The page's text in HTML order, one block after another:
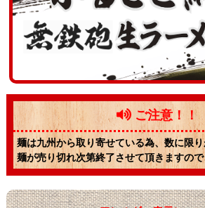
ご注意！！
麺は九州から取り寄せている為、数に限
麺が売り切れ次第終了させて頂きますので